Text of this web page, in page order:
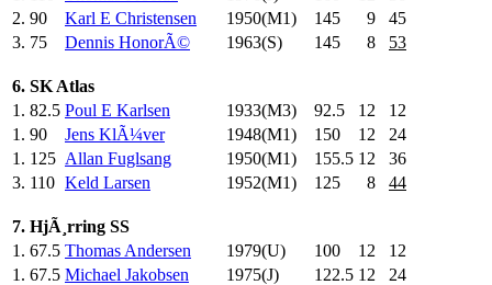
2. 90 Karl E Christensen 1950(M1) 145 9
45
3. 75 Dennis HonorÃ© 1963(S) 145 8 53
6. SK Atlas
1. 82.5 Poul E Karlsen 1933(M3) 92.5 12
12
1. 90 Jens KlÃ¼ver 1948(M1) 150 12
24
1. 125 Allan Fuglsang 1950(M1) 155.5 12
36
3. 110 Keld Larsen 1952(M1) 125 8 44
7. HjÃ¸rring SS
1. 67.5 Thomas Andersen 1979(U) 100 12
12
1. 67.5 Michael Jakobsen 1975(J) 122.5 12
24